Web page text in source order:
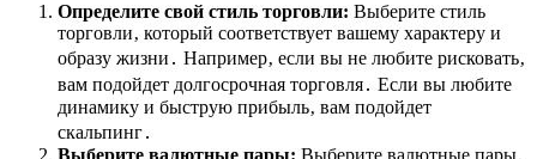
Определите свой стиль торговли: Выберите стиль
торговли‚ который соответствует вашему характеру и
образу жизни․ Например‚ если вы не любите рисковать‚
вам подойдет долгосрочная торговля․ Если вы любите
динамику и быструю прибыль‚ вам подойдет
скальпинг․